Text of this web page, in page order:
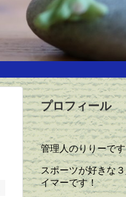
プロフィール
管理人のりりーで
スポーツが好きな
イマーです！